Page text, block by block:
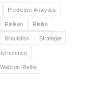
Predictive Analytics
Risiken
Risiko
Simulation
Strategie
Webinar-Reihe